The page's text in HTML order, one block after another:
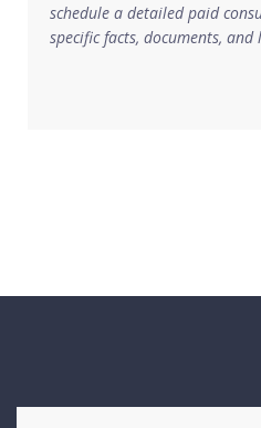
schedule a detailed paid
specific facts, documents,